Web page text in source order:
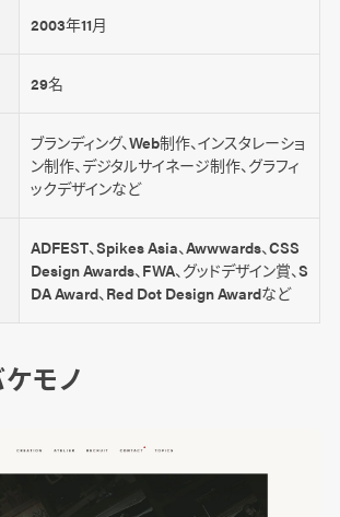
2003年11月
29名
ブランディング、Web制作、インスタレーショ
ン制作、デジタルサイネージ制作、グラフィ
ックデザインなど
ADFEST、Spikes Asia、Awwwards、CSS
Design Awards、FWA、グッドデザイン賞、S
DA Award、Red Dot Design Awardなど
モノ